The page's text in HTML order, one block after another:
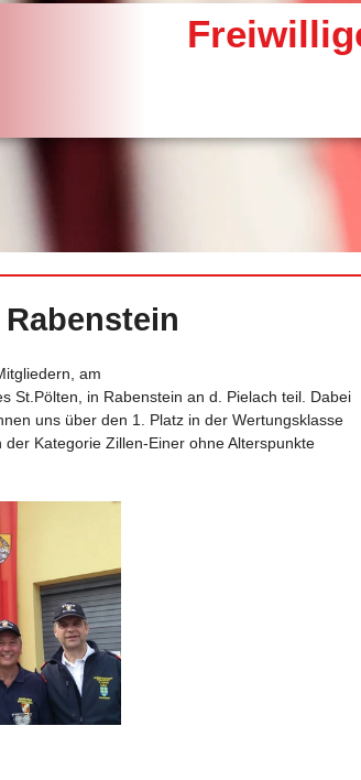
am
St.Pölten, in Rabenstein an d. Pielach teil. Dabei
uns über den 1. Platz in der Wertungsklasse
Kategorie Zillen-Einer ohne Alterspunkte